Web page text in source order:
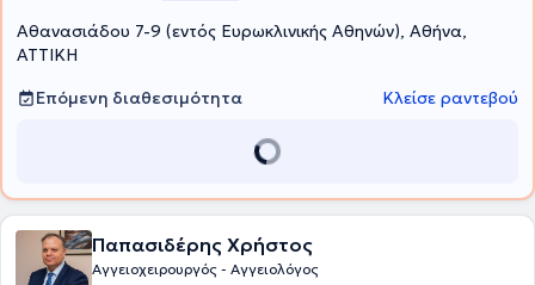
Αθανασιάδου 7-9 (εντός Ευρωκλινικής Αθηνών), Αθήνα,
ΑΤΤΙΚΗ
Επόμενη διαθεσιμότητα
Κλείσε ραντεβού
Παπασιδέρης Χρήστος
Αγγειοχειρουργός - Αγγειολόγος